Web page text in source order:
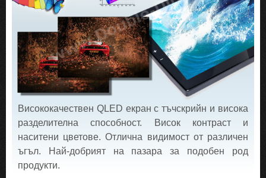
Висококачествен QLED екран с тъчскрийн и висока
разделителна способност. Висок контраст и
наситени цветове. Отлична видимост от различен
ъгъл. Най-добрият на пазара за подобен род
продукти.